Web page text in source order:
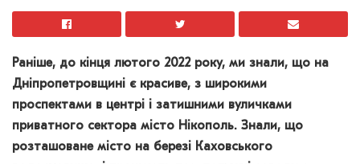
Раніше, до кінця лютого 2022 року, ми знали, що на
Дніпропетровщині є красиве, з широкими
проспектами в центрі і затишними вуличками
приватного сектора місто Нікополь. Знали, що
розташоване місто на березі Каховського